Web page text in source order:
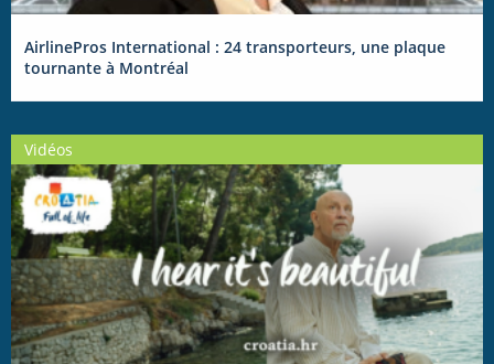
AirlinePros International : 24 transporteurs, une plaque
tournante à Montréal
Vidéos